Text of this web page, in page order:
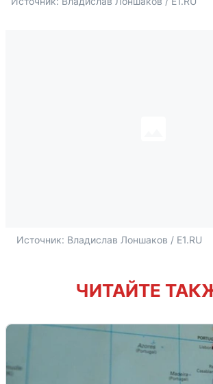
Источник: Владислав Лоншаков / E1.RU
ЧИТАЙТЕ